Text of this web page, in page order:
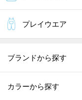
プレイウエア
ブランドから探す
カラーから探す